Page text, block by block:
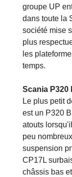
groupe UP
dans toute la
société mise
plus
les
temps.
Scania P320
Le plus petit
est un P320
atouts
peu
suspension
CP17L
châssis bas